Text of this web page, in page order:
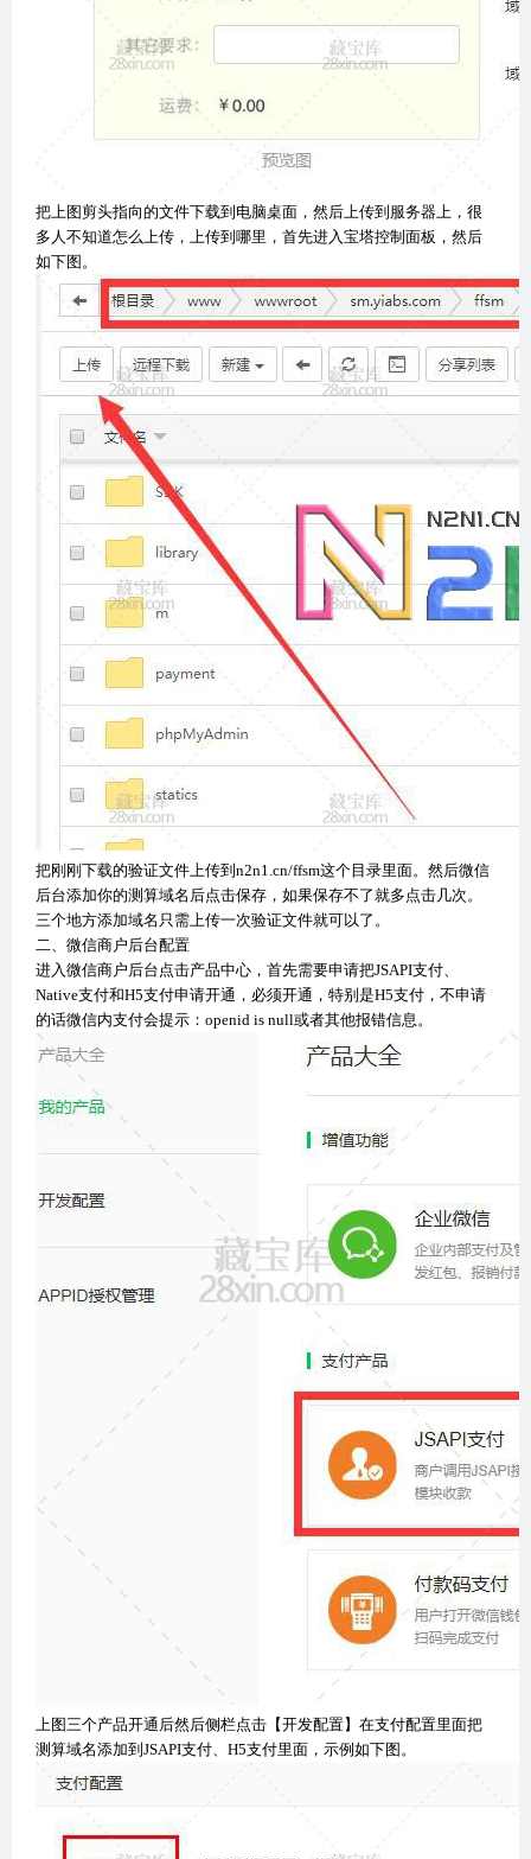
把上图剪头指向的文件下载到电脑桌面，然后上传到服务器上，很
多人不知道怎么上传，上传到哪里，首先进入宝塔控制面板，然后
如下图。
把刚刚下载的验证文件上传到n2n1.cn/ffsm这个目录里面。然后微信
后台添加你的测算域名后点击保存，如果保存不了就多点击几次。
三个地方添加域名只需上传一次验证文件就可以了。
二、微信商户后台配置
进入微信商户后台点击产品中心，首先需要申请把JSAPI支付、
Native支付和H5支付申请开通，必须开通，特别是H5支付，不申请
的话微信内支付会提示：openid is null或者其他报错信息。
上图三个产品开通后然后侧栏点击【开发配置】在支付配置里面把
测算域名添加到JSAPI支付、H5支付里面，示例如下图。